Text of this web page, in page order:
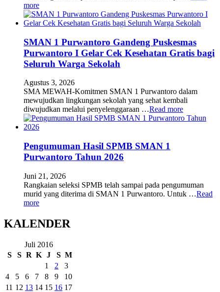
more
SMAN 1 Purwantoro Gandeng Puskesmas
Purwantoro I Gelar Cek Kesehatan Gratis bagi
Seluruh Warga Sekolah
Agustus 3, 2026
SMA MEWAH-Komitmen SMAN 1 Purwantoro dalam
mewujudkan lingkungan sekolah yang sehat kembali
diwujudkan melalui penyelenggaraan …Read more
Pengumuman Hasil SPMB SMAN 1
Purwantoro Tahun 2026
Juni 21, 2026
Rangkaian seleksi SPMB telah sampai pada pengumuman
murid yang diterima di SMAN 1 Purwantoro. Untuk …Read
more
KALENDER
Juli 2016
S
S R K J S M
1
2
3
4
5 6 7 8 9
10
11 12 13 14 15 16 17